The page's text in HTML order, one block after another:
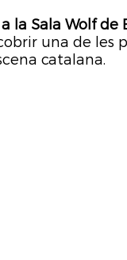
a la Sala Wolf de
una de les
catalana.